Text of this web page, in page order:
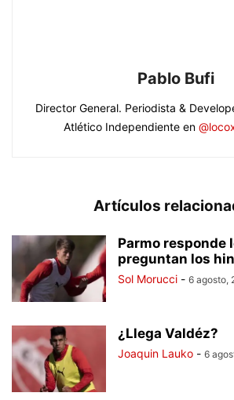
Pablo Bufi
Director General. Periodista &
Atlético Independiente en
Artículos
Parmo responde
preguntan los
Sol Morucci - 6 agosto,
¿Llega Valdéz?
Joaquin Lauko - 6